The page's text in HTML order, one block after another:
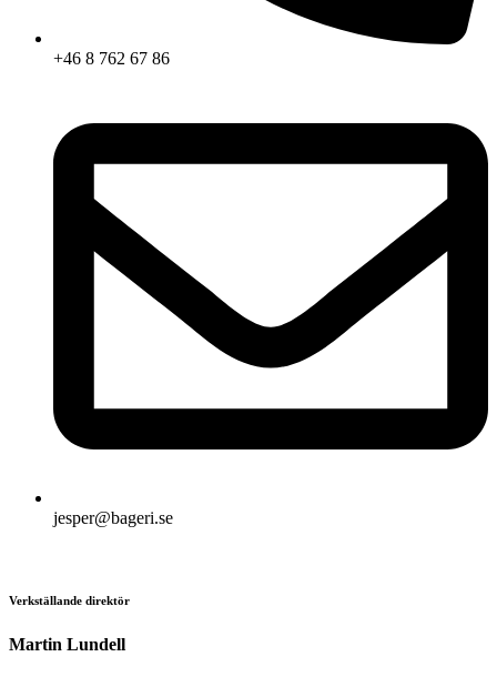
+46 8 762 67 86
jesper@bageri.se
Verkställande direktör
Martin Lundell